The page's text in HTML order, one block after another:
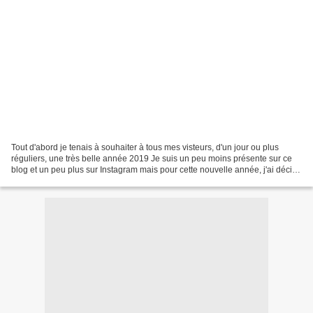
Tout d'abord je tenais à souhaiter à tous mes visteurs, d'un jour ou plus
réguliers, une très belle année 2019 Je suis un peu moins présente sur ce
blog et un peu plus sur Instagram mais pour cette nouvelle année, j'ai décidé